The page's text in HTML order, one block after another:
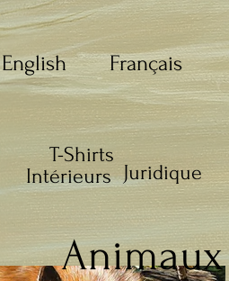
English Français
Intérieurs
T-Shirts
Juridique
Animaux